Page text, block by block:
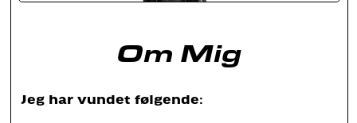
Om Mig
Jeg har vundet følgende: